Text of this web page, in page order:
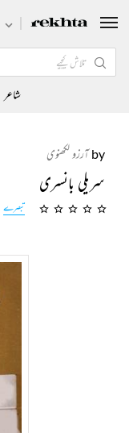
byآرزو لکھنوی
سریلی بانسری
تبصرے
شاعر